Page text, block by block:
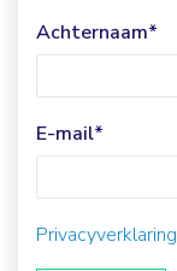
Achternaam*
E-mail*
Privacyverklaring